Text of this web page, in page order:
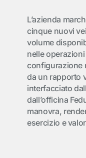
L’azienda
cinque nuovi
volume
nelle
configurazione
da un rapporto
interfacciato
dall’officina
manovra,
esercizio e